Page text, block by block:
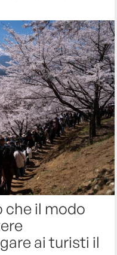
che il modo
ai turisti il